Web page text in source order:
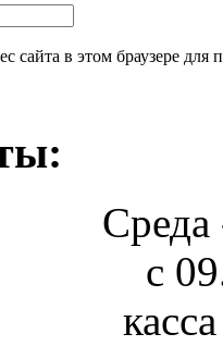
сайта в этом браузере
Среда
с